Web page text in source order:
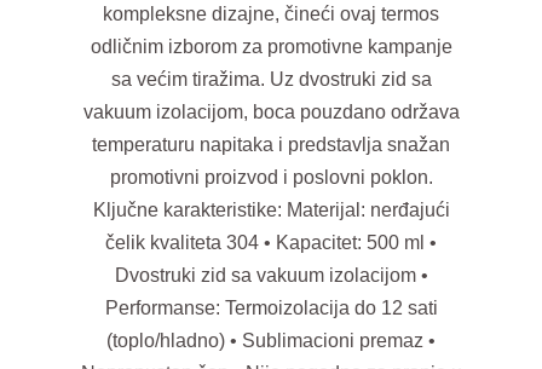
kompleksne dizajne, čineći ovaj termos
odličnim izborom za promotivne kampanje
sa većim tiražima. Uz dvostruki zid sa
vakuum izolacijom, boca pouzdano održava
temperaturu napitaka i predstavlja snažan
promotivni proizvod i poslovni poklon.
Ključne karakteristike: Materijal: nerđajući
čelik kvaliteta 304 • Kapacitet: 500 ml •
Dvostruki zid sa vakuum izolacijom •
Performanse: Termoizolacija do 12 sati
(toplo/hladno) • Sublimacioni premaz •